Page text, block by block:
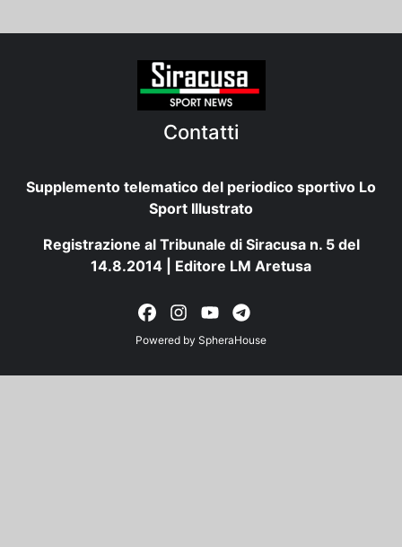
Contatti
Supplemento telematico del periodico sportivo Lo
Sport Illustrato
Registrazione al Tribunale di Siracusa n. 5 del
14.8.2014 | Editore LM Aretusa
Powered by SpheraHouse